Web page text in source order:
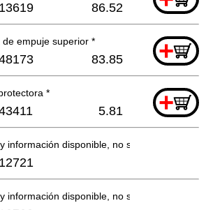
86.52
de empuje superior * +
83.85
* +
5.81
información disponible, no se puede pedir
información disponible, no se puede pedir